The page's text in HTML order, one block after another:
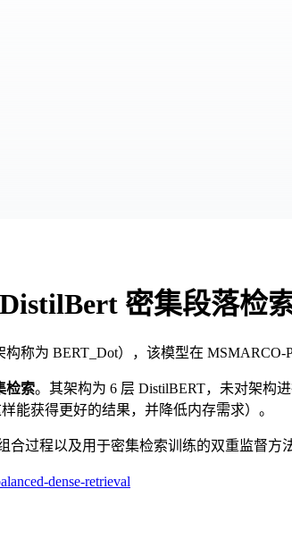
密集段落检
为 BERT_Dot），该模型在 MSMARCO-
检索。其架构为 6 层 DistilBERT，未对架
能获得更好的结果，并降低内存需求）。
过程以及用于密集检索训练的双重监督方
dense-retrieval